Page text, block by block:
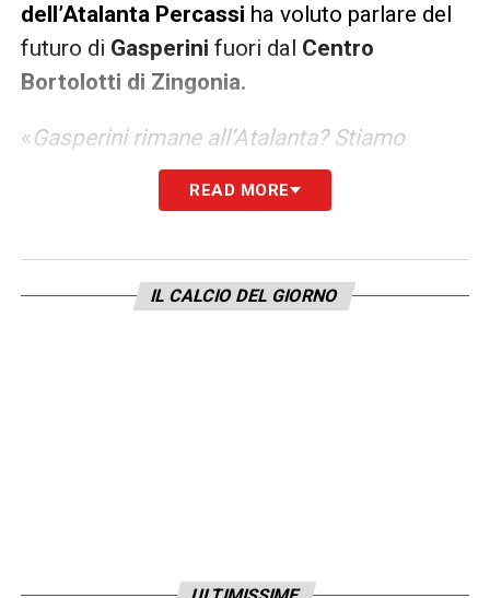
dell’Atalanta Percassi ha voluto parlare del
futuro di Gasperini fuori dal Centro
Bortolotti di Zingonia.
«Gasperini rimane all’Atalanta? Stiamo
lavorando per le ultime cose»
READ MORE
IL CALCIO DEL GIORNO